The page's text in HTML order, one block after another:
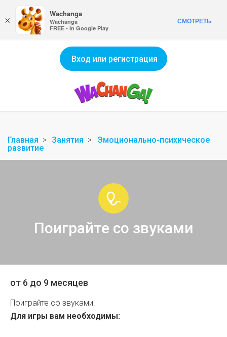
Вход или регистрация
Главная Занятия
Эмоционально-психическое
развитие
Поиграйте со звуками
от 6 до 9 месяцев
Поиграйте со звуками.
Для игры вам необходимы:
×
Wachanga
Wachanga
FREE - In Google Play
СМОТРЕТЬ